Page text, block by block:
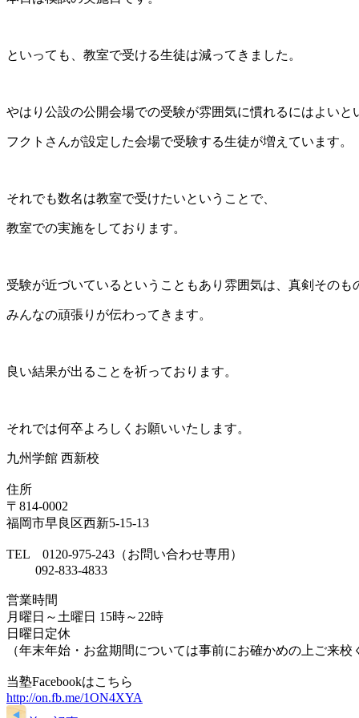
といっても、教室で受ける生徒は減ってきました。
やはり公設の公開会場での受験が雰囲気に慣れるにはよいと
フクトさんが設定した会場で受験する生徒が増えています。
それでも数名は教室で受けたいということで、
教室での実施をしております。
受験が近づいているということもあり雰囲気は、真剣そのも
みんなの頑張りが伝わってきます。
良い結果が出ることを祈っております。
それでは何卒よろしくお願いいたします。
九州学館 西新校
住所
〒814-0002
福岡市早良区西新5-15-13
TEL 0120-975-243（お問い合わせ専用）
092-833-4833
営業時間
月曜日～土曜日 15時～22時
日曜日定休
（年末年始・お盆期間については事前にお確かめの上ご来校
当塾Facebookはこちら
http://on.fb.me/1ON4XYA